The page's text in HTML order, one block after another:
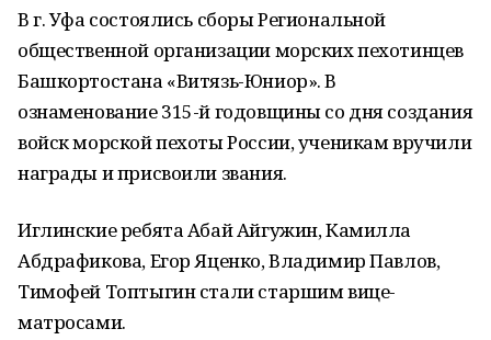
В г. Уфа состоялись сборы Региональной
общественной организации морских пехотинцев
Башкортостана «Витязь-Юниор». В
ознаменование 315-й годовщины со дня создания
войск морской пехоты России, ученикам вручили
награды и присвоили звания.
Иглинские ребята Абай Айгужин, Камилла
Абдрафикова, Егор Яценко, Владимир Павлов,
Тимофей Топтыгин стали старшим вице-
матросами.